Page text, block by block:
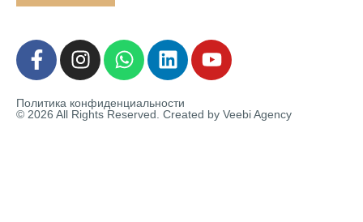
Политика конфиденциальности
© 2026 All Rights Reserved. Created by Veebi Agency